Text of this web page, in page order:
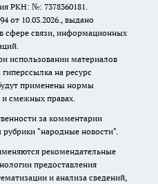
РКН: №: 7378360181.
от 10.03.2026., выдано
сфере связи, информационных
использовании материалов
на ресурс
применены нормы
и смежных правах.
за комментарии
рубрики "народные новости".
рекомендательные
предоставления
и анализа сведений,